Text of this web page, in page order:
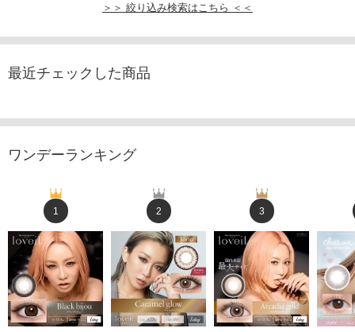
＞＞ 絞り込み検索はこちら ＜＜
最近チェックした商品
ワンデーランキング
1 2 3